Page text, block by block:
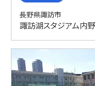
長野県諏訪市
諏訪湖スタジアム内